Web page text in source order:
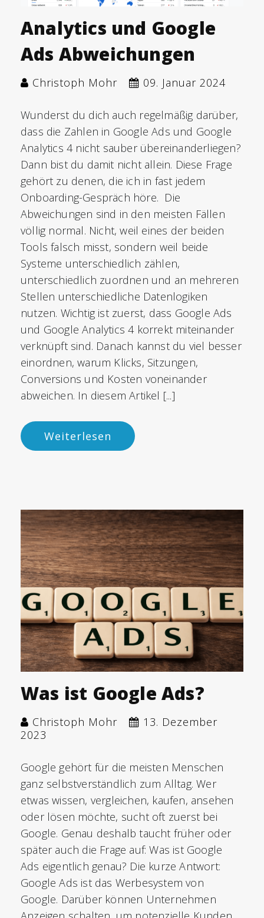
Analytics und Google
Ads Abweichungen
Christoph Mohr 09. Januar 2024
Wunderst du dich auch regelmäßig darüber,
dass die Zahlen in Google Ads und Google
Analytics 4 nicht sauber übereinanderliegen?
Dann bist du damit nicht allein. Diese Frage
gehört zu denen, die ich in fast jedem
Onboarding-Gespräch höre. Die
Abweichungen sind in den meisten Fällen
völlig normal. Nicht, weil eines der beiden
Tools falsch misst, sondern weil beide
Systeme unterschiedlich zählen,
unterschiedlich zuordnen und an mehreren
Stellen unterschiedliche Datenlogiken
nutzen. Wichtig ist zuerst, dass Google Ads
und Google Analytics 4 korrekt miteinander
verknüpft sind. Danach kannst du viel besser
einordnen, warum Klicks, Sitzungen,
Conversions und Kosten voneinander
abweichen. In diesem Artikel [...]
Weiterlesen
Was ist Google Ads?
Christoph Mohr
13. Dezember
2023
Google gehört für die meisten Menschen
ganz selbstverständlich zum Alltag. Wer
etwas wissen, vergleichen, kaufen, ansehen
oder lösen möchte, sucht oft zuerst bei
Google. Genau deshalb taucht früher oder
später auch die Frage auf: Was ist Google
Ads eigentlich genau? Die kurze Antwort:
Google Ads ist das Werbesystem von
Google. Darüber können Unternehmen